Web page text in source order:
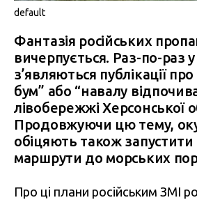
default
Фантазія російських
вичерпується. Раз-по-раз
з’являються публікації
бум” або “навалу
лівобережжі Херсонської
Продовжуючи цю тему,
обіцяють також запустити
маршрути до морських
Про ці плани російським ЗМІ